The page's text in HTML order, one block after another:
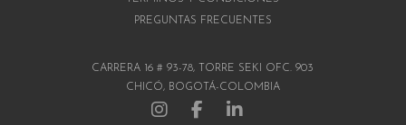
PREGUNTAS FRECUENTES
CARRERA 16 # 93-78, TORRE SEKI OFC. 903
CHICÓ, BOGOTÁ-COLOMBIA